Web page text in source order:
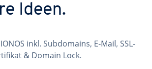
Ideen.
inkl. Subdomains, E-Mail, SSL-
& Domain Lock.